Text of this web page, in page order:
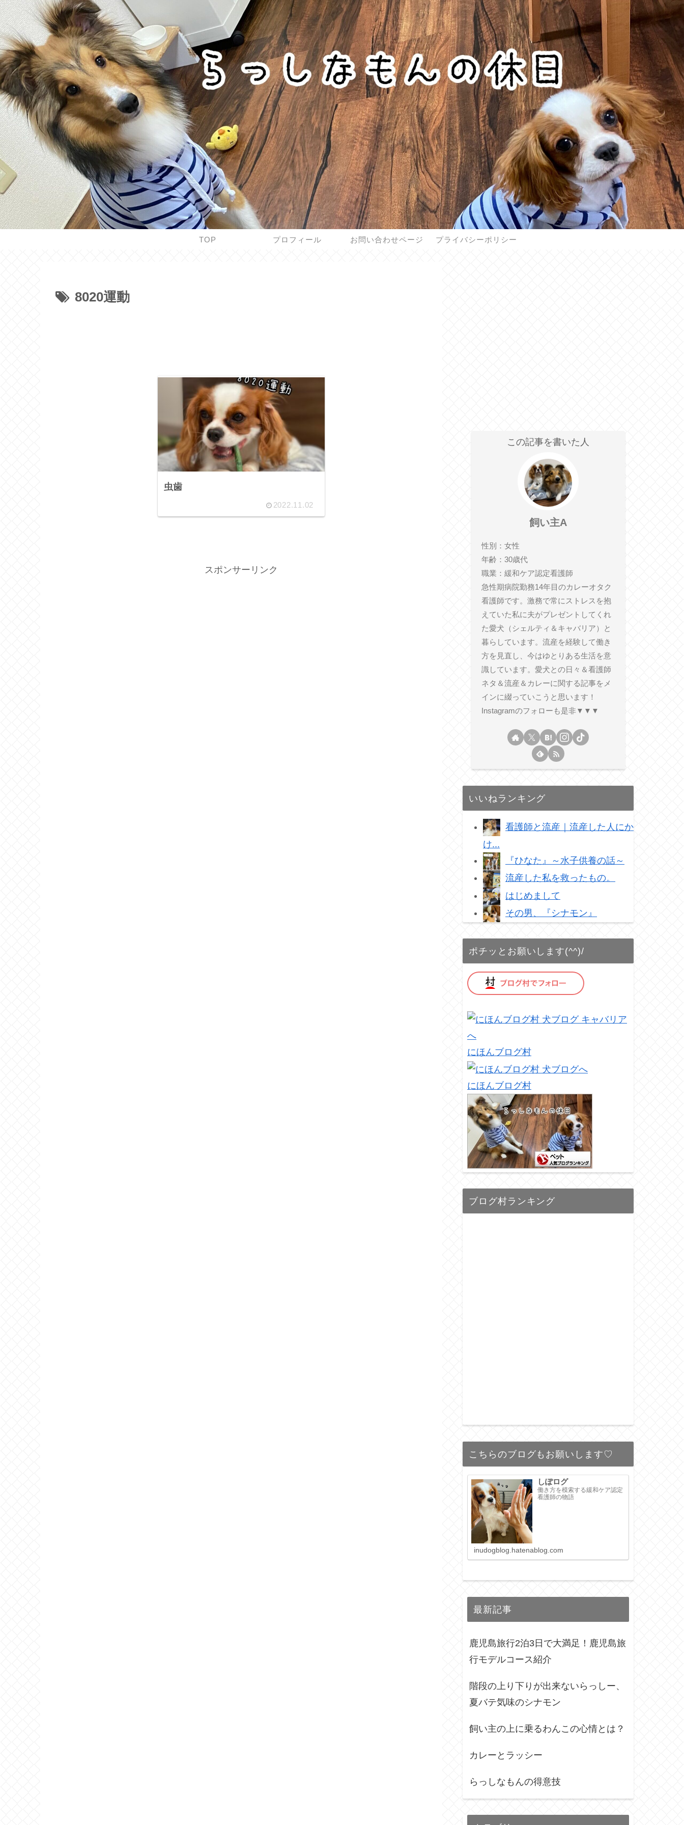
TOP プロフィール お問い合わせページ プライバシーポリシー
8020運動
虫歯
2022.11.02
スポンサーリンク
この記事を書いた人
飼い主A
性別：女性
年齢：30歳代
職業：緩和ケア認定看護師
急性期病院勤務14年目のカレーオタク
看護師です。激務で常にストレスを抱
えていた私に夫がプレゼントしてくれ
た愛犬（シェルティ＆キャバリア）と
暮らしています。流産を経験して働き
方を見直し、今はゆとりある生活を意
識しています。愛犬との日々＆看護師
ネタ＆流産＆カレーに関する記事をメ
インに綴っていこうと思います！
Instagramのフォローも是非▼▼▼
いいねランキング
看護師と流産｜流産した人にか
け...
『ひなた』～水子供養の話～
流産した私を救ったもの。
はじめまして
その男、『シナモン』
ポチッとお願いします(^^)/
にほんブログ村
にほんブログ村
ブログ村ランキング
こちらのブログもお願いします♡
しぽログ
働き方を模索する緩和ケア認定
看護師の物語
inudogblog.hatenablog.com
最新記事
鹿児島旅行2泊3日で大満足！鹿児島旅
行モデルコース紹介
階段の上り下りが出来ないらっしー、
夏バテ気味のシナモン
飼い主の上に乗るわんこの心情とは？
カレーとラッシー
らっしなもんの得意技